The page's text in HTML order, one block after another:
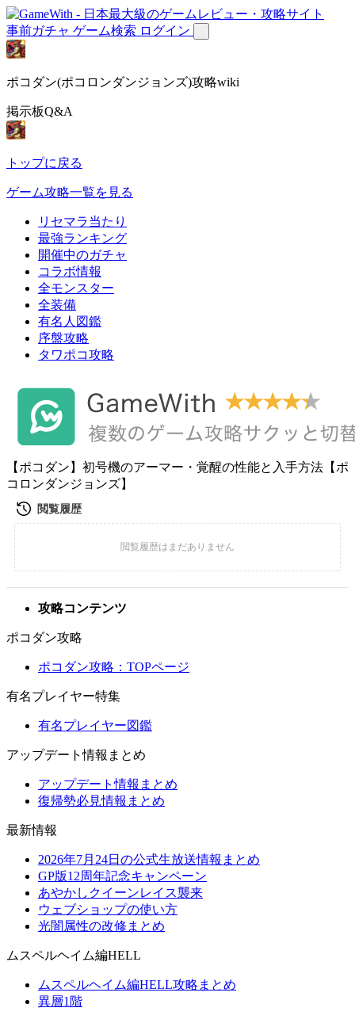
事前ガチャ ゲーム検索 ログイン
ポコダン(ポコロンダンジョンズ)攻略wiki
掲示板Q&A
トップに戻る
ゲーム攻略一覧を見る
リセマラ当たり
最強ランキング
開催中のガチャ
コラボ情報
全モンスター
全装備
有名人図鑑
序盤攻略
タワポコ攻略
【ポコダン】初号機のアーマー・覚醒の性能と入手方法【ポ
コロンダンジョンズ】
攻略コンテンツ
ポコダン攻略
ポコダン攻略：TOPページ
有名プレイヤー特集
有名プレイヤー図鑑
アップデート情報まとめ
アップデート情報まとめ
復帰勢必見情報まとめ
最新情報
2026年7月24日の公式生放送情報まとめ
GP版12周年記念キャンペーン
あやかしクイーンレイス襲来
ウェブショップの使い方
光闇属性の改修まとめ
ムスペルヘイム編HELL
ムスペルヘイム編HELL攻略まとめ
異層1階